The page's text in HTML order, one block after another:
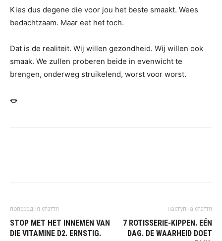
Kies dus degene die voor jou het beste smaakt. Wees
bedachtzaam. Maar eet het toch.
Dat is de realiteit. Wij willen gezondheid. Wij willen ook
smaak. We zullen proberen beide in evenwicht te
brengen, onderweg struikelend, worst voor worst.
🌭
попередня стаття
STOP MET HET INNEMEN VAN
DIE VITAMINE D2. ERNSTIG.
наступна стаття
7 ROTISSERIE-KIPPEN. EÉN
DAG. DE WAARHEID DOET